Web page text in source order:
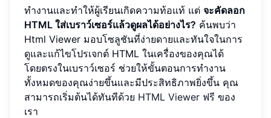
ทำงานและทำให้ผู้เรียนเกิดความท้อแท้ แต่ จะคัดลอก
HTML ใส่เบราว์เซอร์แล้วดูผลได้อย่างไร? ค้นพบว่า
Html Viewer มอบโซลูชันที่ง่ายดายและทันใจในการ
ดูและแก้ไขโปรเจกต์ HTML ในเครื่องของคุณได้
โดยตรงในเบราว์เซอร์ ช่วยให้ขั้นตอนการทำงาน
ทั้งหมดของคุณง่ายขึ้นและมีประสิทธิภาพยิ่งขึ้น คุณ
สามารถเริ่มต้นได้ทันทีด้วย HTML Viewer ฟรี ของ
เรา